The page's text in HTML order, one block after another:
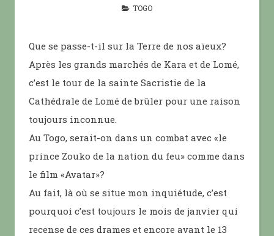
TOGO
Que se passe-t-il sur la Terre de nos aïeux?
Après les grands marchés de Kara et de Lomé,
c’est le tour de la sainte Sacristie de la
Cathédrale de Lomé de brûler pour une raison
toujours inconnue.
Au Togo, serait-on dans un combat avec «le
prince Zouko de la nation du feu» comme dans
le film «Avatar»?
Au fait, là où se situe mon inquiétude, c’est
pourquoi c’est toujours le mois de janvier qui
recense de ces drames et encore avant le 13